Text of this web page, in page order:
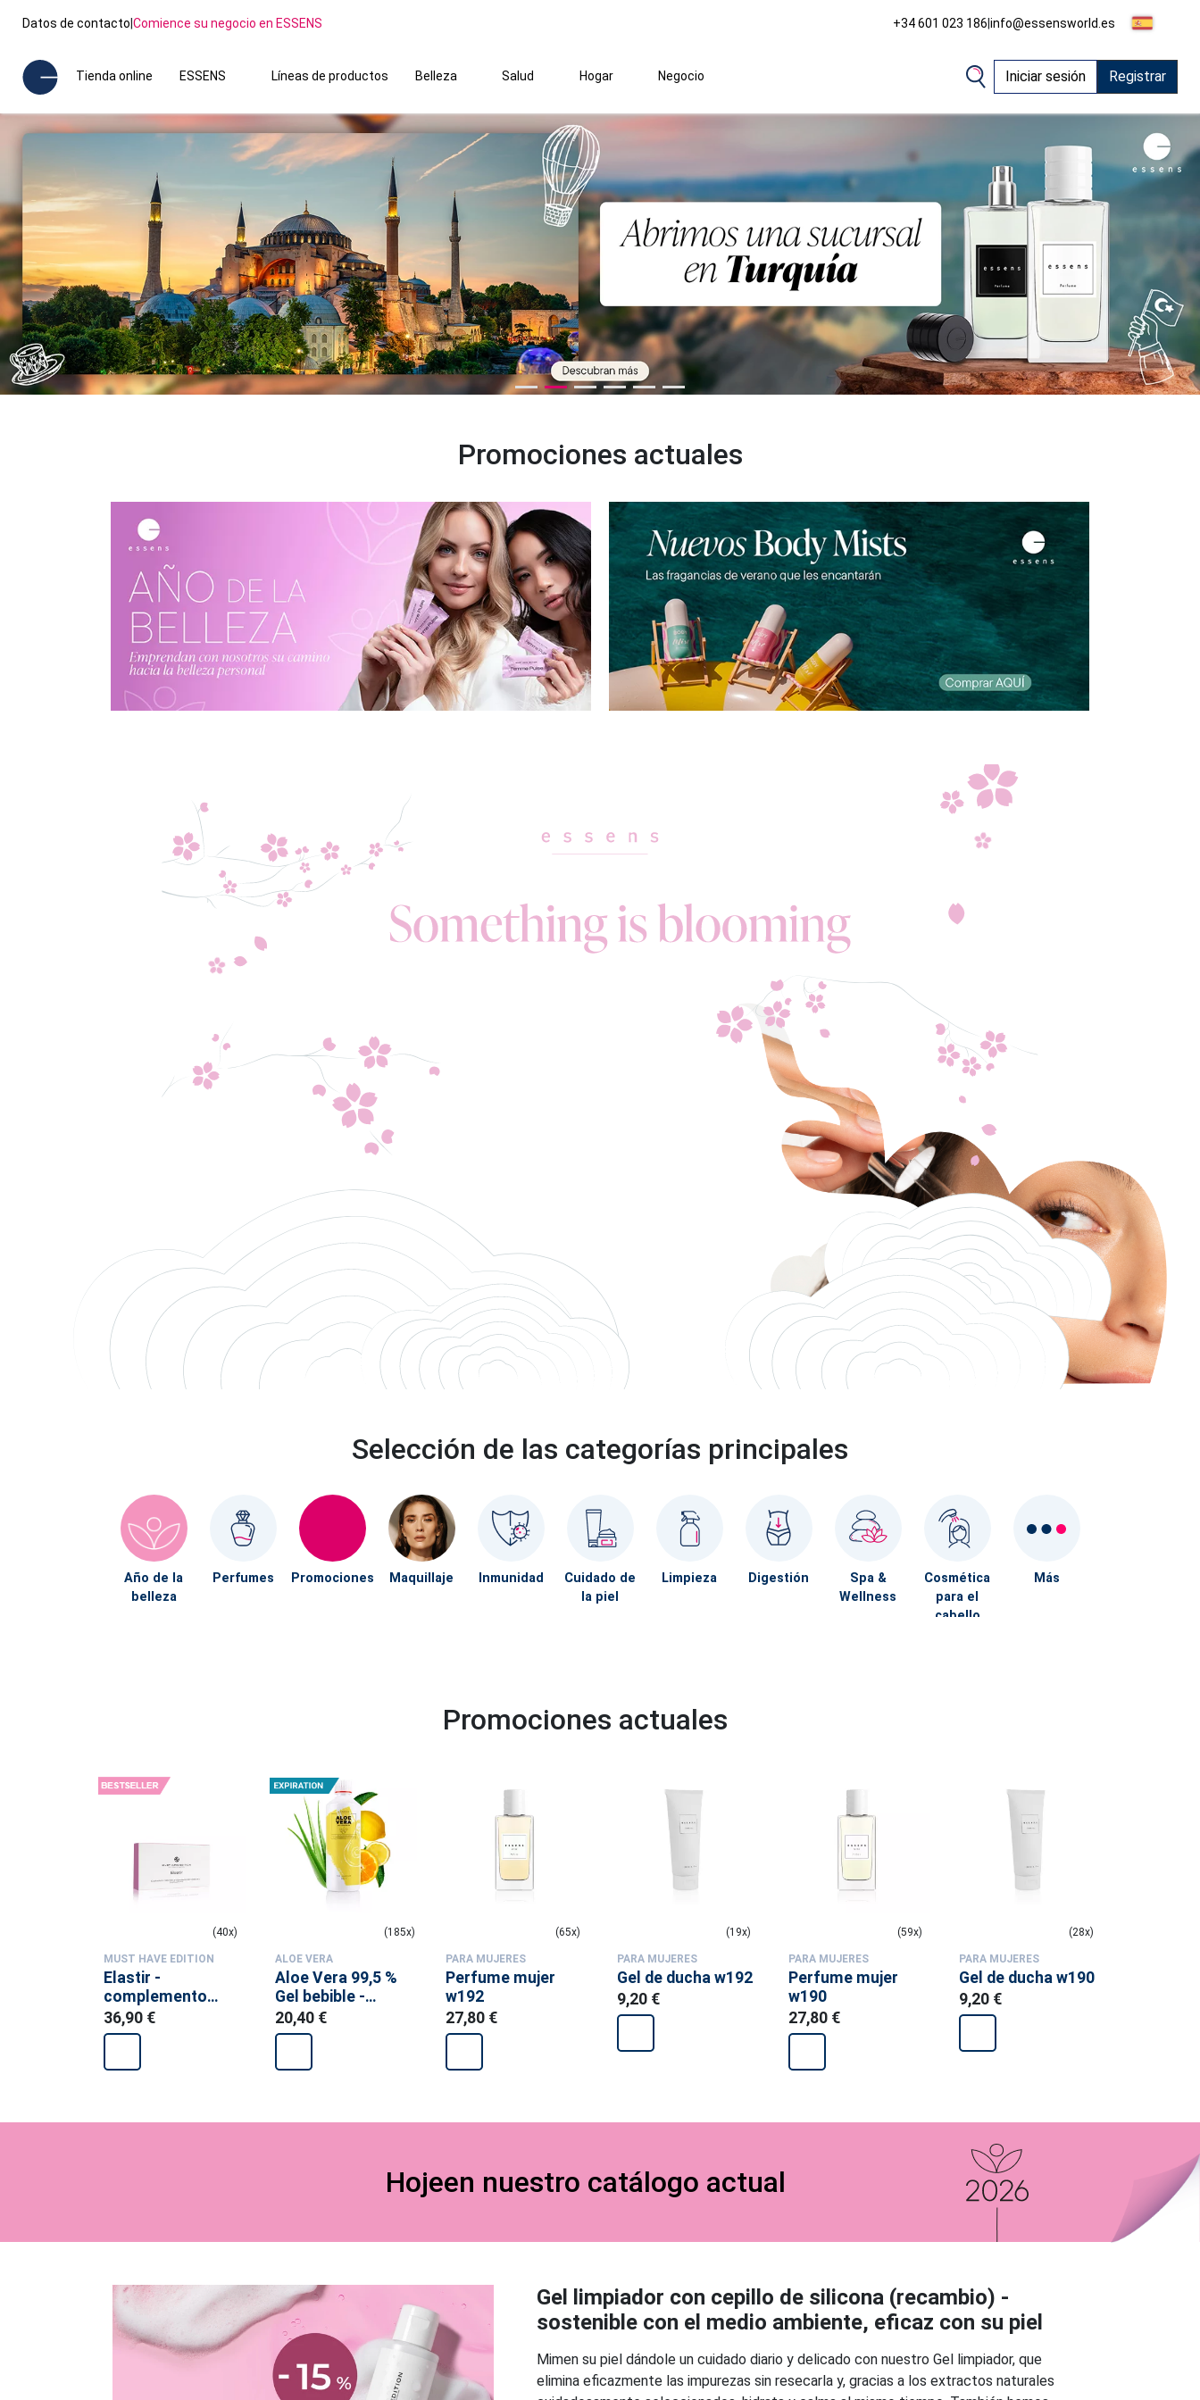
Datos de contacto|Comience su negocio en ESSENS +34 601 023 186|info@essensworld.es
Tienda online ESSENS Líneas de productos Belleza Salud Hogar Negocio Iniciar sesión Registrar
Promociones actuales
Selección de las categorías principales
Año de la
belleza
Perfumes Promociones Maquillaje Inmunidad
Cuidado de
la piel
Limpieza Digestión
Spa &
Wellness
Cosmética
para el
cabello
Más
Promociones actuales
(40x)
MUST HAVE EDITION
Elastir -
complemento
alimenticio
36,90 €
(185x)
ALOE VERA
Aloe Vera 99,5 %
Gel bebible -
vitamina C -
complemento
20,40 €
(65x)
PARA MUJERES
Perfume mujer
w192
27,80 €
(19x)
PARA MUJERES
Gel de ducha w192
9,20 €
(59x)
PARA MUJERES
Perfume mujer
w190
27,80 €
(28x)
PARA MUJERES
Gel de ducha w190
9,20 €
Hojeen nuestro catálogo actual
Gel limpiador con cepillo de silicona (recambio) -
sostenible con el medio ambiente, eficaz con su piel
Mimen su piel dándole un cuidado diario y delicado con nuestro Gel limpiador, que
elimina eficazmente las impurezas sin resecarla y, gracias a los extractos naturales